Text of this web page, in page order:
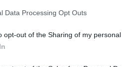
Data Processing Opt Outs
opt-out of the Sharing of my personal
του
δουλειάς του ίδιου του
(16.5 πόντους μέσο όρο,
στην καλύτερη πεντάδα